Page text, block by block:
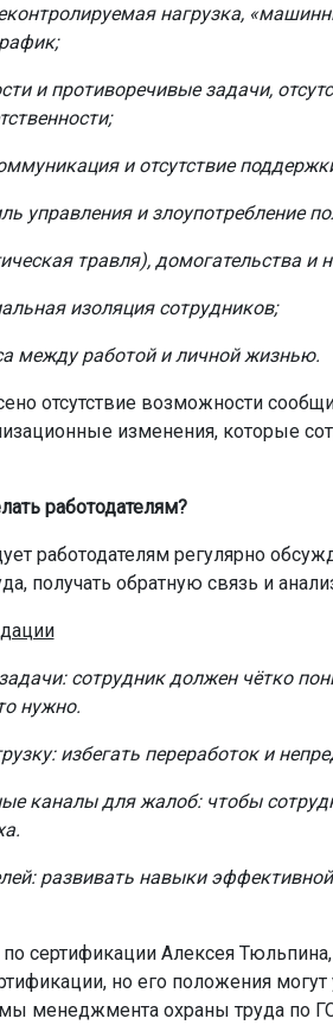
нагрузка,
и противоречивые задачи,
и отсутствие
управления и злоупотребление
травля), домогательства и
изоляция сотрудников;
между работой и личной жизнью.
отсутствие возможности
изменения, которые
работодателям?
работодателям регулярно
получать обратную связь и
сотрудник должен чётко
нужно.
избегать переработок и
каналы для жалоб: чтобы
развивать навыки
сертификации Алексея
но его положения могут
менеджмента охраны труда по